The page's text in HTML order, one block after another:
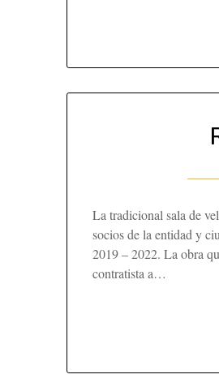
La tradicional sala de
socios de la entidad y
2019 – 2022. La obra
contratista a…